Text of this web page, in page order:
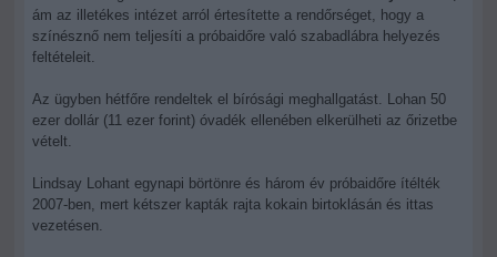
ám az illetékes intézet arról értesítette a rendőrséget, hogy a
színésznő nem teljesíti a próbaidőre való szabadlábra helyezés
feltételeit.
Az ügyben hétfőre rendeltek el bírósági meghallgatást. Lohan 50
ezer dollár (11 ezer forint) óvadék ellenében elkerülheti az őrizetbe
vételt.
Lindsay Lohant egynapi börtönre és három év próbaidőre ítélték
2007-ben, mert kétszer kapták rajta kokain birtoklásán és ittas
vezetésen.